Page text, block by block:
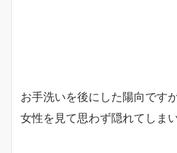
お手洗いを後にした陽向です
女性を見て思わず隠れてしまい